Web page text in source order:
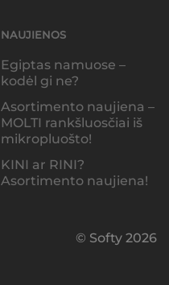
NAUJIENOS
Egiptas namuose –
kodėl gi ne?
Asortimento naujiena –
MOLTI rankšluosčiai iš
mikropluošto!
KINI ar RINI?
Asortimento naujiena!
© Softy 2026